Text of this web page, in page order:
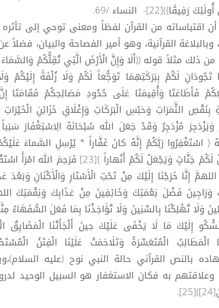
رَفِيقًا})[22]- النساء /69.
اقتباساته من القرآن لفظاً ومعنى توحي إلى تأثره
وبالبلاغة القرآنية، وهو أمير الفصاحة والبيان،
من ذلك مثلاً قوله ((أَلَا وَإِنَّ الْأَرْضَ الَّتِي تُقِلُّكُمْ
تَجُودَانِ لَكُمْ بِبَرَكَتِهِمَا تَوَجُّعاً لَكُمْ وَلَا زُلْفَةً إِلَيْكُمْ
فَأَطَاعَتَا وَأُقِيمَتَا عَلَى حُدُودِ مَصَالِحِكُمْ فَقَامَتَا
بِنَقْصِ الثَّمَرَاتِ وَحَبْسِ الْبَرَكَاتِ وَإِغْلَاقِ خَزَائِنِ
وَيَزْدَجِرَ مُزْدَجِرٌ وَقَدْ جَعَلَ الله سُبْحَانَهُ الِاسْتِغْفَارَ
{ اسْتَغْفِرُوا رَبَّكُمْ إِنَّهُ كانَ غَفَّاراً * يُرْسِلِ السَّماءَ
وَيَجْعَلْ لَكُمْ جَنَّاتٍ وَيَجْعَلْ لَكُمْ أَنْهاراً
إِنَّا خَرَجْنَا إِلَيْكَ مِنْ تَحْتِ الْأَسْتَارِ وَالْأَكْنَانِ وَبَعْدَ
وَرَاجِينَ فَضْلَ نِعْمَتِكَ وَخَائِفِينَ مِنْ عَذَابِكَ وَنِقْمَتِكَ
وَلَا تُهْلِكْنَا بِالسِّنِينَ وَلَا تُؤَاخِذْنَا بِمَا فَعَلَ السُّفَهَاءُ
إِلَيْكَ مَا لَا يَخْفَى عَلَيْكَ حِينَ أَلْجَأَتْنَا الْمَضَايِقُ
الْمَطَالِبُ الْمُتَعَسِّرَةُ وَتَلَاحَمَتْ عَلَيْنَا الْفِتَنُ
بالنص القرآني حالة النبي نوح (عليه
به فكان الاستغفار هو السبيل الوحيد